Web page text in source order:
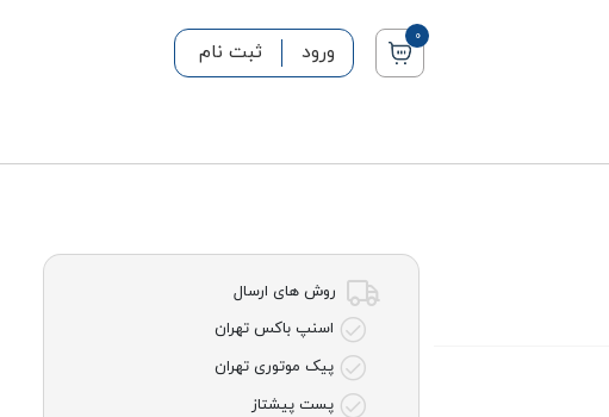
0
ورود ثبت نام
روش های ارسال
اسنپ باکس تهران
پیک موتوری تهران
پست پیشتاز